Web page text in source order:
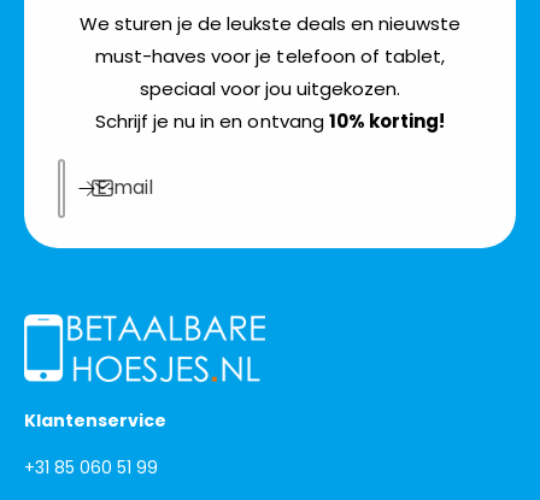
We sturen je de leukste deals en nieuwste
must-haves voor je telefoon of tablet,
speciaal voor jou uitgekozen.
Schrijf je nu in en ontvang10% korting!
E‑mail
Klantenservice
+31 85 060 51 99